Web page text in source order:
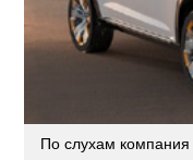
По слухам компания